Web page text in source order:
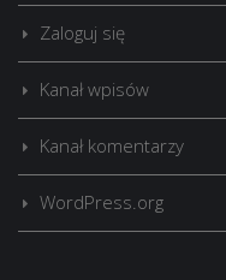
Zaloguj się
Kanał wpisów
Kanał komentarzy
WordPress.org